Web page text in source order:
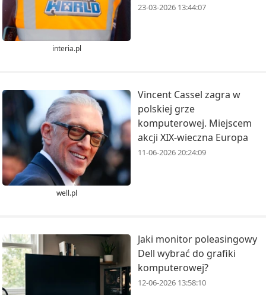
interia.pl
23-03-2026 13:44:07
well.pl
Vincent Cassel zagra w
polskiej grze
komputerowej. Miejscem
akcji XIX-wieczna Europa
11-06-2026 20:24:09
Jaki monitor poleasingowy
Dell wybrać do grafiki
komputerowej?
12-06-2026 13:58:10